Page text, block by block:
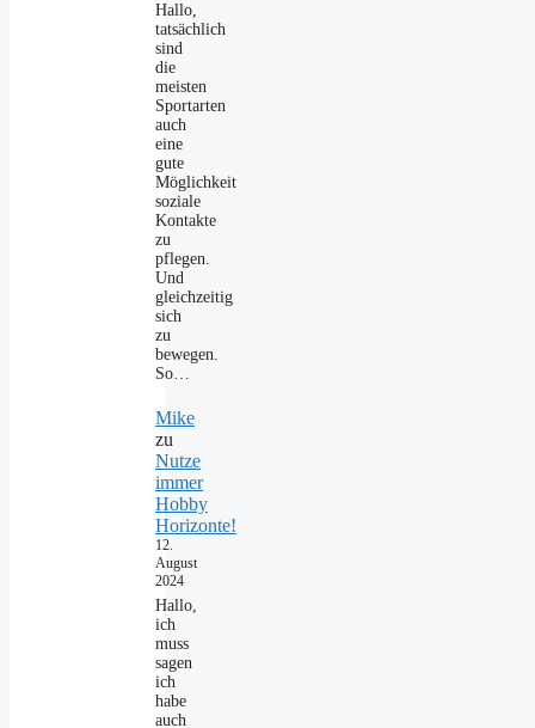
Hallo,
tatsächlich
sind
die
meisten
Sportarten
auch
eine
gute
Möglichkeit
soziale
Kontakte
zu
pflegen.
Und
gleichzeitig
sich
zu
bewegen.
So…
Mike
zu
Nutze
immer
Hobby
Horizonte!
12.
August
2024
Hallo,
ich
muss
sagen
ich
habe
auch